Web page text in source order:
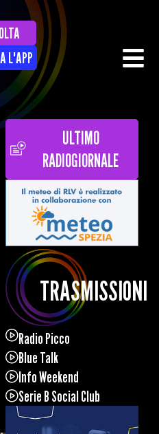
L'APP
ULTIMO
RADIOGIORNALE
TRASMISSIONI
Radio Picco
Blue Talk
Info Weekend
Serie B Social Club